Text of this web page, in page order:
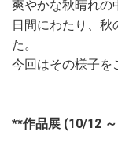
爽やかな秋晴れの
日間にわたり、秋
た。
今回はその様子を
**作品展 (10/12